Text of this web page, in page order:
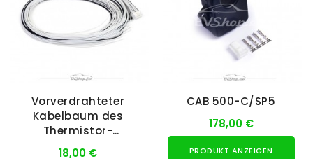
Vorverdrahteter
Kabelbaum des
Thermistor-
Erweiterungsmoduls
18,00 €
CAB 500-C/SP5
178,00 €
PRODUKT ANZEIGEN